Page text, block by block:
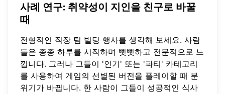
사례 연구: 취약성이 지인을 친구로 바꿀
때
전형적인 직장 팀 빌딩 행사를 생각해 보세요. 사람
들은 종종 하루를 시작하며 뻣뻣하고 전문적으로 느
낍니다. 그러나 그들이 '인기' 또는 '파티' 카테고리
를 사용하여 게임의 선별된 버전을 플레이할 때 분
위기가 바뀝니다. 한 사람이 그들이 성공적인 식사